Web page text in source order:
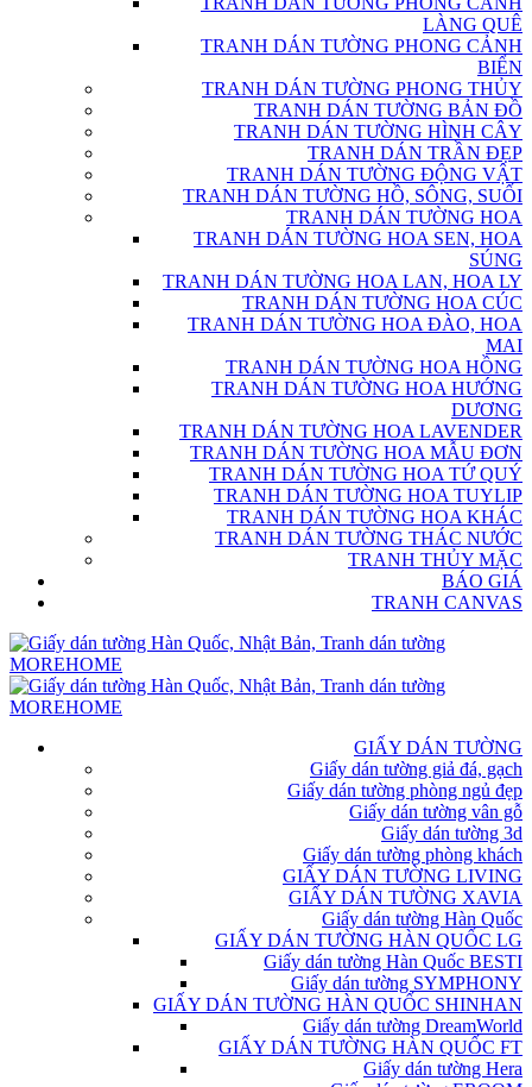
LÀNG QUÊ
TRANH DÁN TƯỜNG PHONG CẢNH
BIỂN
TRANH DÁN TƯỜNG PHONG THỦY
TRANH DÁN TƯỜNG BẢN ĐỒ
TRANH DÁN TƯỜNG HÌNH CÂY
TRANH DÁN TRẦN ĐẸP
TRANH DÁN TƯỜNG ĐỘNG VẬT
TRANH DÁN TƯỜNG HỒ, SÔNG, SUỐI
TRANH DÁN TƯỜNG HOA
TRANH DÁN TƯỜNG HOA SEN, HOA
SÚNG
TRANH DÁN TƯỜNG HOA LAN, HOA LY
TRANH DÁN TƯỜNG HOA CÚC
TRANH DÁN TƯỜNG HOA ĐÀO, HOA
MAI
TRANH DÁN TƯỜNG HOA HỒNG
TRANH DÁN TƯỜNG HOA HƯỚNG
DƯƠNG
TRANH DÁN TƯỜNG HOA LAVENDER
TRANH DÁN TƯỜNG HOA MẪU ĐƠN
TRANH DÁN TƯỜNG HOA TỨ QUÝ
TRANH DÁN TƯỜNG HOA TUYLIP
TRANH DÁN TƯỜNG HOA KHÁC
TRANH DÁN TƯỜNG THÁC NƯỚC
TRANH THỦY MẶC
BÁO GIÁ
TRANH CANVAS
GIẤY DÁN TƯỜNG
Giấy dán tường giả đá, gạch
Giấy dán tường phòng ngủ đẹp
Giấy dán tường vân gỗ
Giấy dán tường 3d
Giấy dán tường phòng khách
GIẤY DÁN TƯỜNG LIVING
GIẤY DÁN TƯỜNG XAVIA
Giấy dán tường Hàn Quốc
GIẤY DÁN TƯỜNG HÀN QUỐC LG
Giấy dán tường Hàn Quốc BESTI
Giấy dán tường SYMPHONY
GIẤY DÁN TƯỜNG HÀN QUỐC SHINHAN
Giấy dán tường DreamWorld
GIẤY DÁN TƯỜNG HÀN QUỐC FT
Giấy dán tường Hera